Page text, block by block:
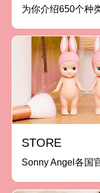
为你介绍650个种
STORE
Sonny Angel各国